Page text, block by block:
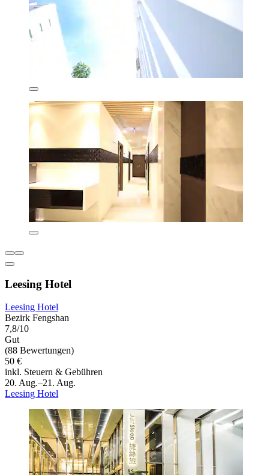
Leesing Hotel
Leesing Hotel
Bezirk Fengshan
7,8/10
Gut
(88 Bewertungen)
50 €
inkl. Steuern & Gebühren
20. Aug.–21. Aug.
Leesing Hotel